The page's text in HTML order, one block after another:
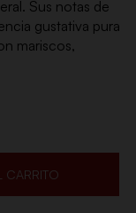
Sus notas de
gustativa pura
mariscos,
CARRITO